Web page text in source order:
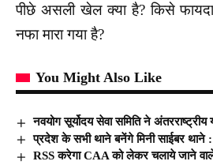
पीछे असली खेल क्या है? किसे
नफा मारा गया है?
You Might Also Like
नवयोग सूर्योदय सेवा समिति ने
प्रदेश के सभी थाने बनेंगे मिनी साईबर थाने
RSS करेगा CAA को लेकर चलाये जाने